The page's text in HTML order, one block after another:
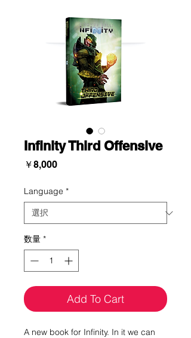
Infinity Third Offensive
￥8,000価
Language *
数量 *
Add To Cart
A new book for Infinity. In it we can